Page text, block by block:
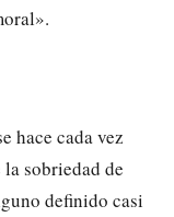
hace cada vez
sobriedad de
definido casi